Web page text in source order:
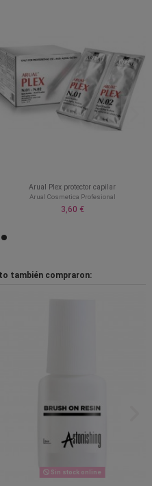
Arual Plex protector capilar
Arual Cosmetica Profesional
3,60 €
también compraron:
Sin stock online